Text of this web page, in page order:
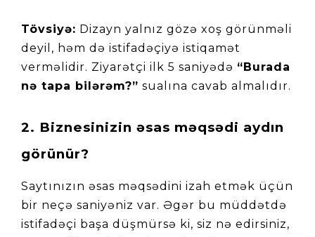
Tövsiyə: Dizayn yalnız gözə xoş görünməli
deyil, həm də istifadəçiyə istiqamət
verməlidir. Ziyarətçi ilk 5 saniyədə “Burada
nə tapa bilərəm?” sualına cavab almalıdır.
2. Biznesinizin əsas məqsədi aydın
görünür?
Saytınızın əsas məqsədini izah etmək üçün
bir neçə saniyəniz var. Əgər bu müddətdə
istifadəçi başa düşmürsə ki, siz nə edirsiniz,